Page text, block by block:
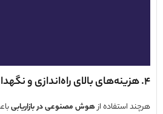
بالای راه‌اندازی و نگهداری
استفاده ازهوش مصنوعی در بازاریابیباعث